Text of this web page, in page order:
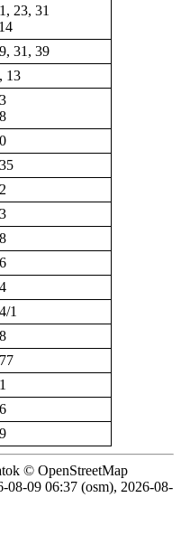
23, 31
31, 39
13
1
© OpenStreetMap
08-09 06:37 (osm), 2026-08-